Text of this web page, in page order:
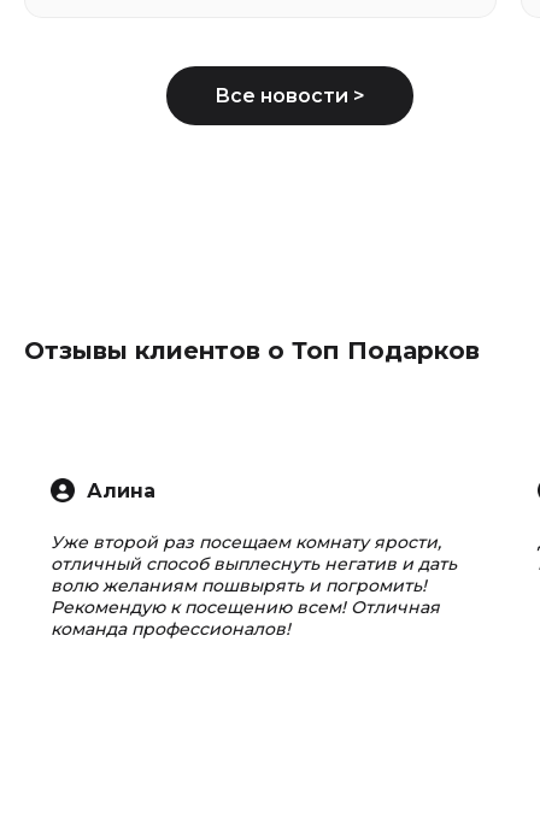
Отзывы клиентов о Топ Подарков
Алина
Уже второй раз посещаем комнату ярости,
отличный способ выплеснуть негатив и дать
волю желаниям пошвырять и погромить!
Рекомендую к посещению всем! Отличная
команда профессионалов!